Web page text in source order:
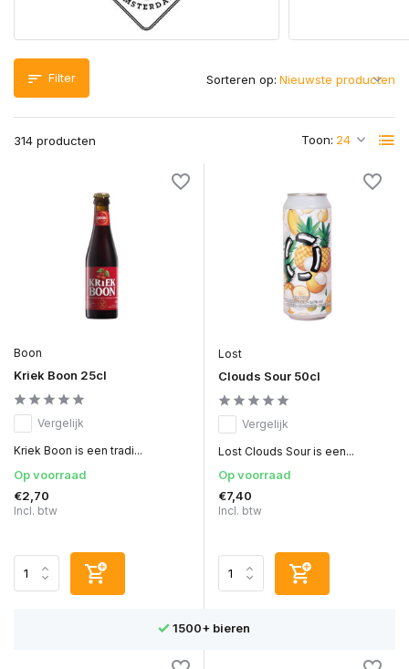
Filter
314 producten Toon:
Sorteren op:
Boon
Kriek Boon 25cl
Vergelijk
Kriek Boon is een tradi...
Op voorraad
€2,70
Incl. btw
Lost
Clouds Sour 50cl
Vergelijk
Lost Clouds Sour is een...
Op voorraad
€7,40
Incl. btw
1500+ bieren